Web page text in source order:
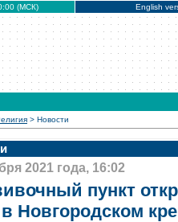
(МСК) English
> Новости
2021 года, 16:02
пункт
в Новгородском